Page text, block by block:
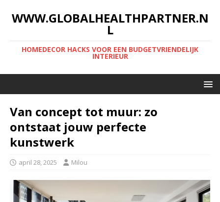
WWW.GLOBALHEALTHPARTNER.N
L
HOMEDECOR HACKS VOOR EEN BUDGETVRIENDELIJK
INTERIEUR
Van concept tot muur: zo
ontstaat jouw perfecte
kunstwerk
april 28, 2025 Milou